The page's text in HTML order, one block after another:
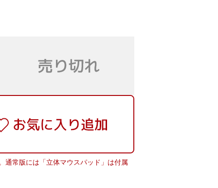
通常版には「立体マウスパッド」は付属